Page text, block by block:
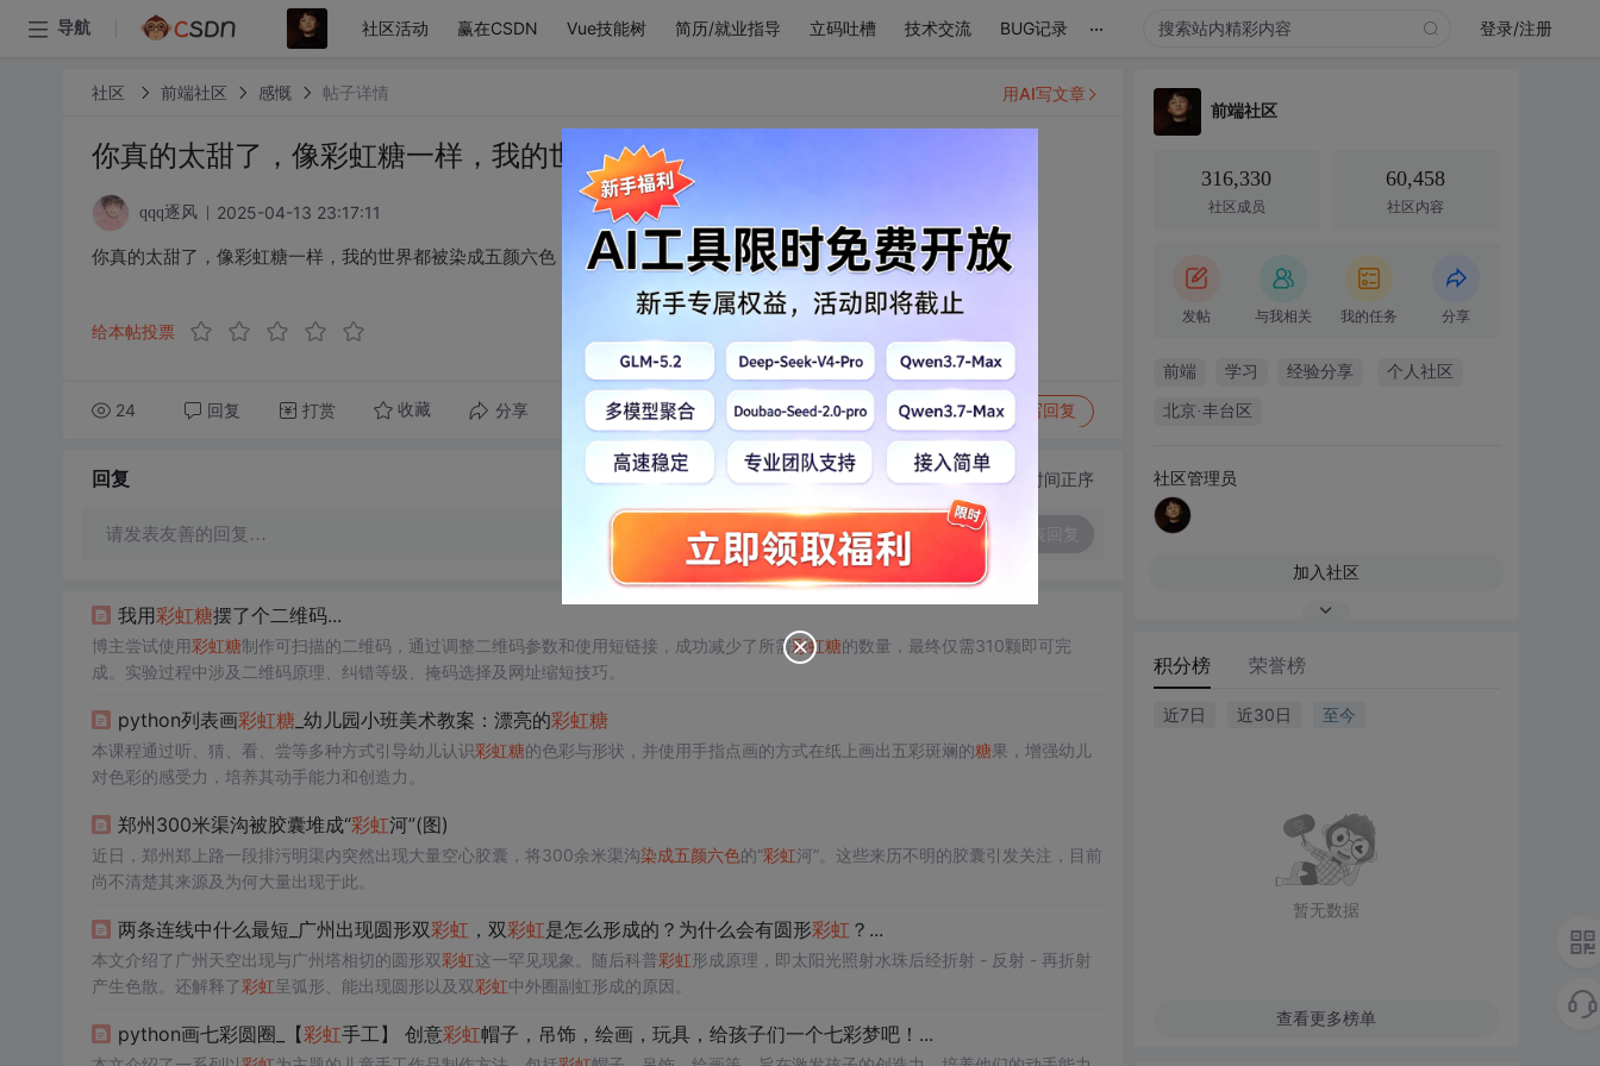
导航 社区活动 赢在CSDN Vue技能树 简历/就业指导 立码吐槽 技术交流 BUG记录 ... 登录/注册
社区 前端社区 感慨 帖子详情
你真的太甜了，像彩虹糖一样，我的世界都被染成五颜六色
qqq逐风 2025-04-13 23:17:11
你真的太甜了，像彩虹糖一样，我的世界都被染成五颜六色
给本帖投票
24 回复 打赏 收藏 分享 转发到动态 举报 写回复
用AI写文章
回复 切换为时间正序
请发表友善的回复…
我用彩虹糖摆了个二维码...
博主尝试使用彩虹糖制作可扫描的二维码，通过调整二维码参数和使用短链接，成功减少了所需彩虹糖的数量，最终仅需310颗即可完
成。实验过程中涉及二维码原理、纠错等级、掩码选择及网址缩短技巧。
python列表画彩虹糖_幼儿园小班美术教案：漂亮的彩虹糖
本课程通过听、猜、看、尝等多种方式引导幼儿认识彩虹糖的色彩与形状，并使用手指点画的方式在纸上画出五彩斑斓的糖果，增强幼儿
对色彩的感受力，培养其动手能力和创造力。
郑州300米渠沟被胶囊堆成“彩虹河”(图)
近日，郑州郑上路一段排污明渠内突然出现大量空心胶囊，将300余米渠沟染成五颜六色的“彩虹河”。这些来历不明的胶囊引发关注，目前
尚不清楚其来源及为何大量出现于此。
两条连线中什么最短_广州出现圆形双彩虹 ，双彩虹是怎么形成的？为什么会有圆形彩虹 ？...
本文介绍了广州天空出现与广州塔相切的圆形双彩虹这一罕见现象。随后科普彩虹形成原理，即太阳光照射水珠后经折射 - 反射 - 再折射
产生色散。还解释了彩虹呈弧形、能出现圆形以及双彩虹中外圈副虹形成的原因。
python画七彩圆圈_【彩虹手工】 创意彩虹帽子，吊饰，绘画，玩具，给孩子们一个七彩梦吧！...
前端社区
316,330
社区成员
60,458
社区内容
发帖 与我相关 我的任务 分享
前端 学习 经验分享 个人社区
北京·丰台区
社区管理员
加入社区
积分榜 荣誉榜
近7日 近30日 至今
暂无数据
查看更多榜单